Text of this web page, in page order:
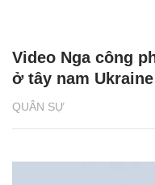
QUÂN SỰ
Video Nga công
ở tây nam Ukraine